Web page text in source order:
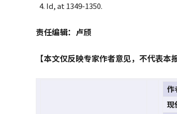
Id, at 1349-1350.
责任编辑：卢颀
【本文仅反映专家作者意见，不代表本
作
现